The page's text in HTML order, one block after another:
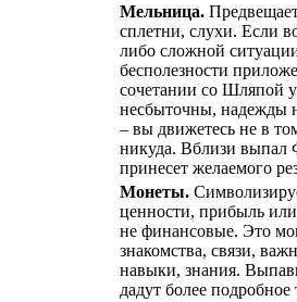
Мельница.
сплетни, слухи. Если
либо сложной
бесполезности
сочетании со Шляпой
несбыточны, надежды
– вы движетесь не в
никуда. Вблизи выпал
принесет желаемого
Монеты.
ценности, прибыль
не финансовые. Это
знакомства, связи,
навыки, знания.
дадут более подробное